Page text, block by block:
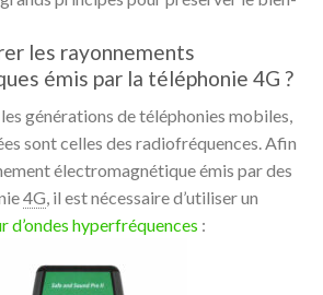
les rayonnements
émis par la téléphonie 4G ?
générations de téléphonies mobiles,
sont celles des radiofréquences. Afin
électromagnétique émis par des
4G, il est nécessaire d’utiliser un
d’ondes hyperfréquences :